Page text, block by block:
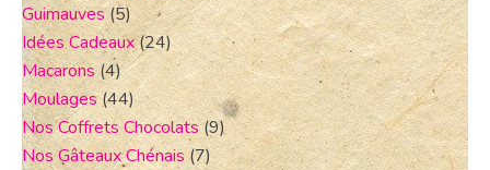
Guimauves (5)
Idées Cadeaux(24)
Macarons(4)
Moulages(44)
Nos Coffrets Chocolats (9)
Nos Gâteaux Chénais (7)